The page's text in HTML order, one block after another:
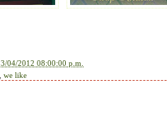
3/04/2012 08:00:00 p.m.
we like